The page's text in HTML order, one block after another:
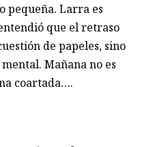
pequeña. Larra es
que el retraso
de papeles, sino
Mañana no es
coartada….